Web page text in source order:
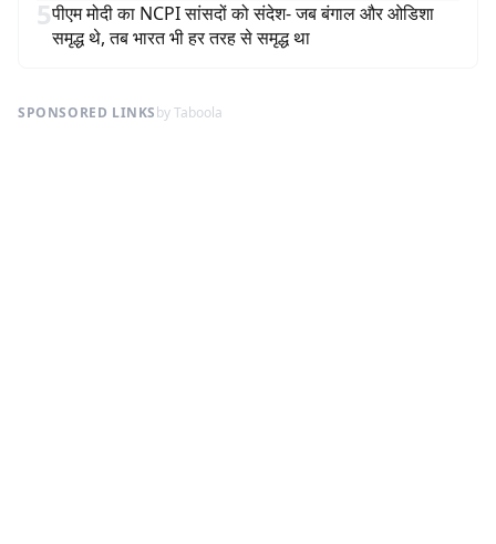
5पीएम मोदी का NCPI सांसदों को संदेश- जब बंगाल और ओडिशा
समृद्ध थे, तब भारत भी हर तरह से समृद्ध था
SPONSORED LINKSby Taboola